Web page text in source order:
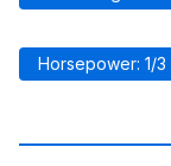
Horsepower: 1/3